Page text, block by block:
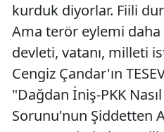
kurduk diyorlar. Fiili
Ama terör eylemi daha
devleti, vatanı, milleti
Cengiz Çandar'ın
"Dağdan İniş-PKK
Sorunu'nun Şiddetten